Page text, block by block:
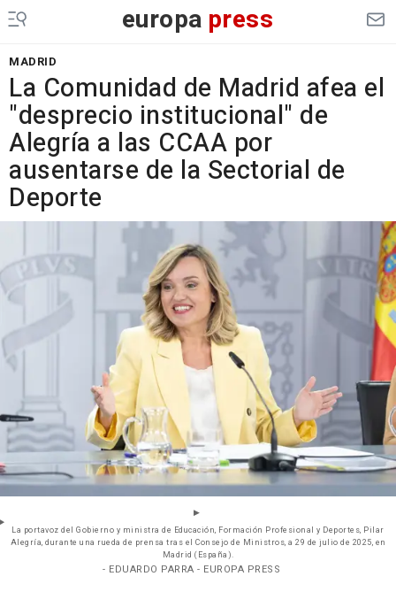
europa press
MADRID
La Comunidad de Madrid afea el
"desprecio institucional" de
Alegría a las CCAA por
ausentarse de la Sectorial de
Deporte
La portavoz del Gobierno y ministra de Educación, Formación Profesional y Deportes, Pilar
Alegría, durante una rueda de prensa tras el Consejo de Ministros, a 29 de julio de 2025, en
Madrid (España).
- EDUARDO PARRA - EUROPA PRESS